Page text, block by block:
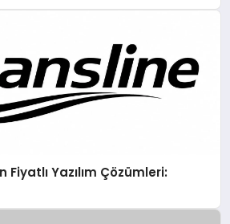
Fiyatlı Yazılım Çözümleri: